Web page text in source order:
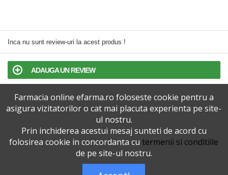
Inca nu sunt review-uri la acest produs !
ADAUGA UN REVIEW
TERMENI SI CONDITII
POLITICA DE CONFIDENTIALITATE
VERSIUNEA DESKTOP
Farmacia online efarma.ro foloseste cookie pentru a
asigura vizitatorilor o cat mai placuta experienta pe site-
ul nostru.
Prin inchiderea acestui mesaj sunteti de acord cu
folosirea cookie in concordanta cu termenii si conditiile
de pe site-ul nostru.